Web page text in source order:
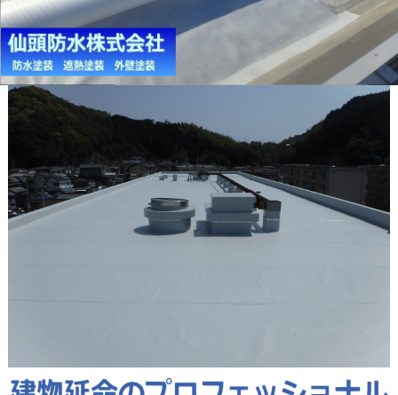
雨漏りでお困りではございませんか？仙頭防水株式会社では、
其々の建物にあった工法の防水・塗装工事のご提案をいたしま
す！